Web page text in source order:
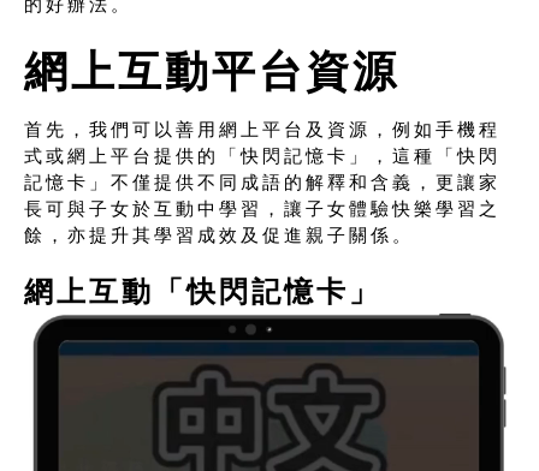
網上互動平台資源
首先，我們可以善用網上平台及資源，例如手機程
式或網上平台提供的「快閃記憶卡」，這種「快閃
記憶卡」不僅提供不同成語的解釋和含義，更讓家
長可與子女於互動中學習，讓子女體驗快樂學習之
餘，亦提升其學習成效及促進親子關係。
網上互動「快閃記憶卡」
Video
Player